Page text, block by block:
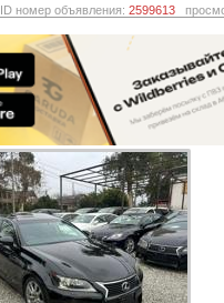
ID номер объявления: 2599613